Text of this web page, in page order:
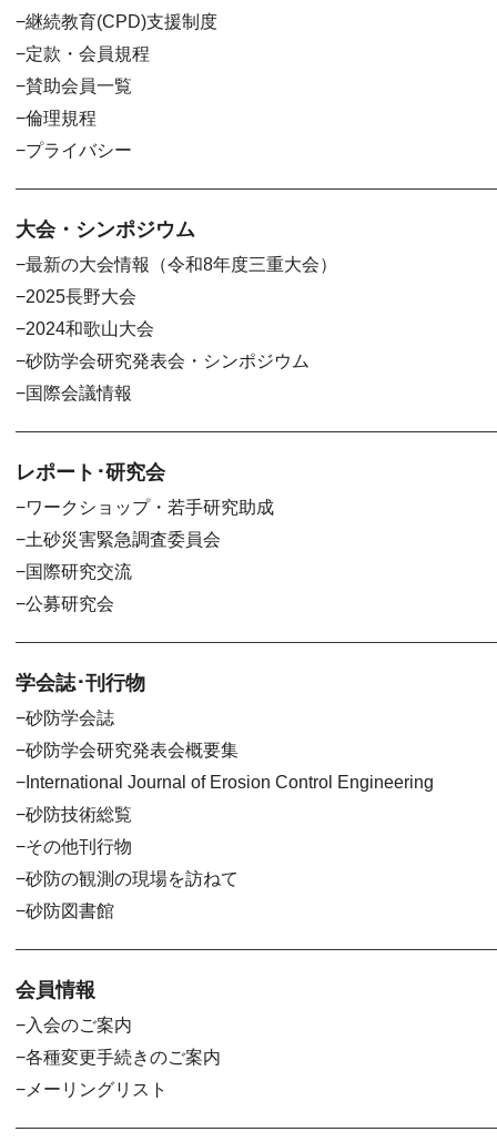
継続教育(CPD)支援制度
定款・会員規程
賛助会員一覧
倫理規程
プライバシー
大会・シンポジウム
最新の大会情報（令和8年度三重大会）
2025長野大会
2024和歌山大会
砂防学会研究発表会・シンポジウム
国際会議情報
レポート･研究会
ワークショップ・若手研究助成
土砂災害緊急調査委員会
国際研究交流
公募研究会
学会誌･刊行物
砂防学会誌
砂防学会研究発表会概要集
International Journal of Erosion Control Engineering
砂防技術総覧
その他刊行物
砂防の観測の現場を訪ねて
砂防図書館
会員情報
入会のご案内
各種変更手続きのご案内
メーリングリスト